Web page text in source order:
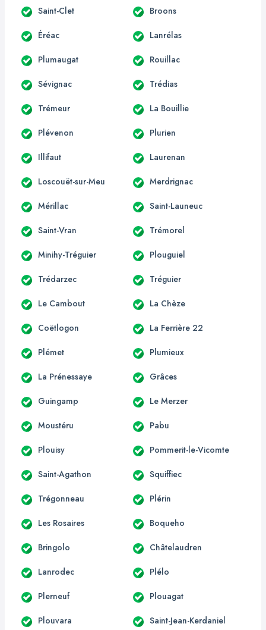
Saint-Clet Broons
Éréac Lanrélas
Plumaugat Rouillac
Sévignac Trédias
Trémeur La Bouillie
Plévenon Plurien
Illifaut Laurenan
Loscouët-sur-Meu Merdrignac
Mérillac Saint-Launeuc
Saint-Vran Trémorel
Minihy-Tréguier Plouguiel
Trédarzec Tréguier
Le Cambout La Chèze
Coëtlogon La Ferrière 22
Plémet Plumieux
La Prénessaye Grâces
Guingamp Le Merzer
Moustéru Pabu
Plouisy Pommerit-le-Vicomte
Saint-Agathon Squiffiec
Trégonneau Plérin
Les Rosaires Boqueho
Bringolo Châtelaudren
Lanrodec Plélo
Plerneuf Plouagat
Plouvara Saint-Jean-Kerdaniel